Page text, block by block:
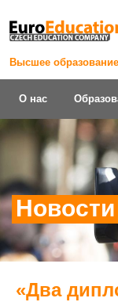
Высшее
О нас
Новости
«Два